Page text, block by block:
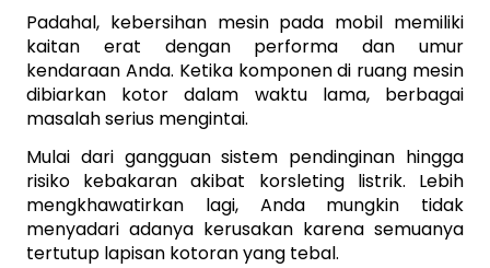
Padahal, kebersihan mesin pada mobil memiliki
kaitan erat dengan performa dan umur
kendaraan Anda. Ketika komponen di ruang mesin
dibiarkan kotor dalam waktu lama, berbagai
masalah serius mengintai.
Mulai dari gangguan sistem pendinginan hingga
risiko kebakaran akibat korsleting listrik. Lebih
mengkhawatirkan lagi, Anda mungkin tidak
menyadari adanya kerusakan karena semuanya
tertutup lapisan kotoran yang tebal.